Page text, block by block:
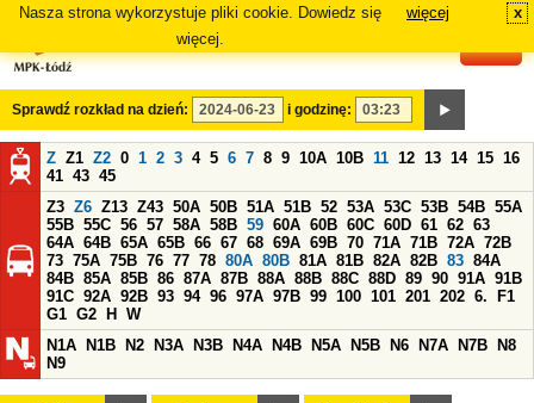
Nasza strona wykorzystuje pliki cookie. Dowiedz się
więcej.
więcej x
Sprawdź rozkład na dzień: i godzinę:
Z Z1 Z2 0 1 2 3 4 5 6 7 8 9 10A 10B 11 12 13 14 15 16
41 43 45
Z3 Z6 Z13 Z43 50A 50B 51A 51B 52 53A 53C 53B 54B 55A
55B 55C 56 57 58A 58B 59 60A 60B 60C 60D 61 62 63
64A 64B 65A 65B 66 67 68 69A 69B 70 71A 71B 72A 72B
73 75A 75B 76 77 78 80A 80B 81A 81B 82A 82B 83 84A
84B 85A 85B 86 87A 87B 88A 88B 88C 88D 89 90 91A 91B
91C 92A 92B 93 94 96 97A 97B 99 100 101 201 202 6.
F1
G1 G2 H
W
N1A
N1B N2 N3A N3B N4A N4B N5A N5B N6 N7A N7B
N8
N9